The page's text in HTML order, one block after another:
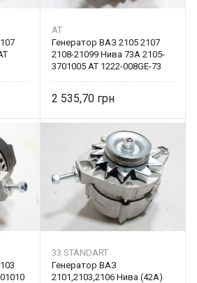
AT
Генератор ВАЗ 2105 2107
2108-21099 Нива 73А 2105-
3701005 AT 1222-008GE-73
2 535,70
33 STANDART
Генератор ВАЗ
2101,2103,2106 Нива (42А)